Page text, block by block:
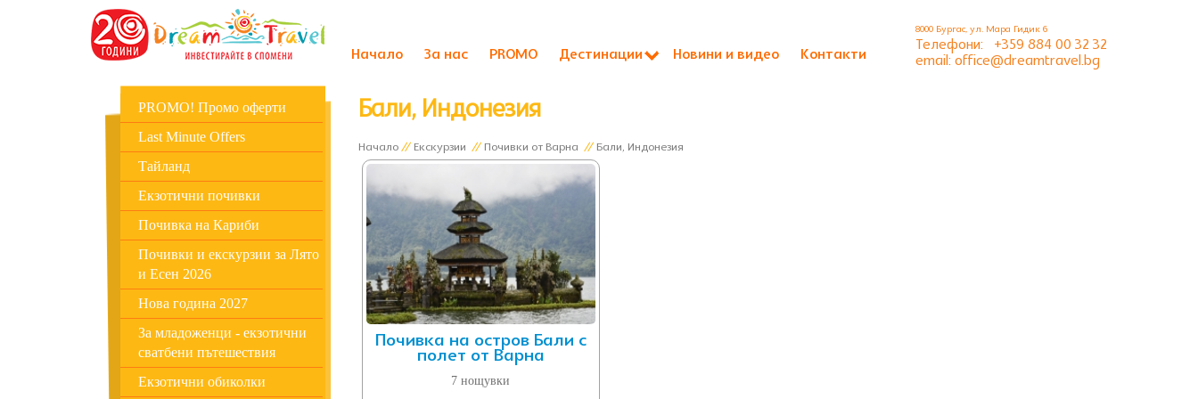
Начало За нас PROMO Дестинации Новини и видео Контакти
8000 Бургас, ул. Мара Гидик 6
Телефони: +359 884 00 32 32
email: office@dreamtravel.bg
PROMO! Промо оферти
Last Minute Offers
Тайланд
Екзотични почивки
Почивка на Кариби
Почивки и екскурзии за Лято
и Есен 2026
Нова година 2027
За младоженци - екзотични
сватбени пътешествия
Екзотични обиколки
Бали, Индонезия
Начало// Екскурзии // Почивки от Варна // Бали, Индонезия
Почивка на остров Бали с
полет от Варна
7 нощувки